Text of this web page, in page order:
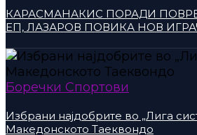
КАРАСМАНАКИС ПОРАДИ
ЕП, ЛАЗАРОВ ПОВИКА НОВ
Боречки Спортови
Избрани најдобрите во „Лига
Македонското Таеквондо